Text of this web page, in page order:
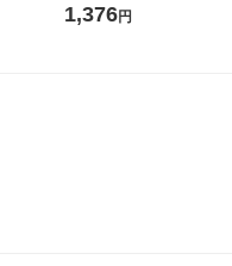
然水
紙配合 スコッティフラワー
1,376円